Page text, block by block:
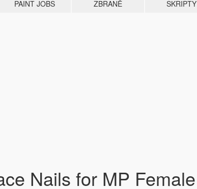
PAINT JOBS ZBRANĚ SKRIPTY
Nails for MP Female